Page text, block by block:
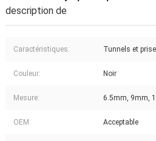
description de
Caractéristiques: Tunnels et
Couleur: Noir
Mesure: 6.5mm, 9mm,
OEM: Acceptable